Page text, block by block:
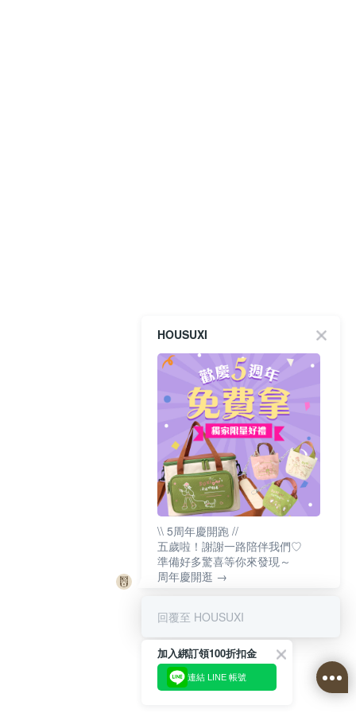
HOUSUXI
\\ 5周年慶開跑 //
五歲啦！謝謝一路陪伴我們♡
準備好多驚喜等你來發現～
周年慶開逛 →
回覆至 HOUSUXI
加入綁訂領100折扣金
連結 LINE 帳號